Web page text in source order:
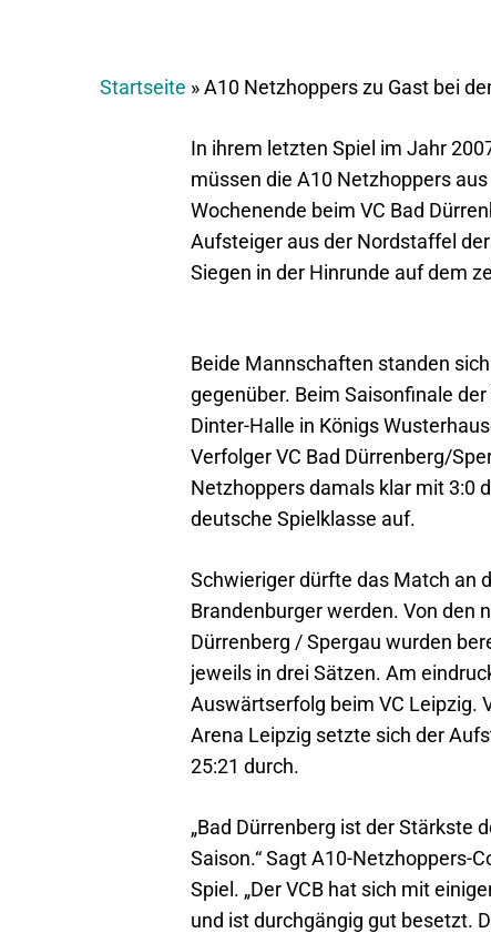
Startseite »A10 Netzhoppers zu Gast bei
In ihrem letzten Spiel im Jahr
müssen die A10 Netzhoppers
Wochenende beim VC Bad
Aufsteiger aus der Nordstaffel
Siegen in der Hinrunde auf dem
Beide Mannschaften standen
gegenüber. Beim Saisonfinale
Dinter-Halle in Königs
Verfolger VC Bad Dürrenberg/
Netzhoppers damals klar mit 3:0
deutsche Spielklasse auf.
Schwieriger dürfte das Match an
Brandenburger werden. Von den
Dürrenberg / Spergau wurden
jeweils in drei Sätzen. Am
Auswärtserfolg beim VC Leipzig.
Arena Leipzig setzte sich der
25:21 durch.
„Bad Dürrenberg ist der Stärkste
Saison.“ Sagt A10-Netzhoppers-
Spiel. „Der VCB hat sich mit
und ist durchgängig gut besetzt.